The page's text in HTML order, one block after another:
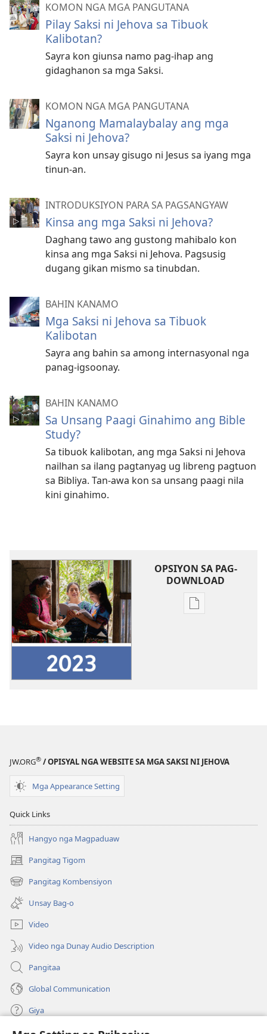
KOMON NGA MGA PANGUTANA
Pilay Saksi ni Jehova sa Tibuok
Kalibotan?
Sayra kon giunsa namo pag-ihap ang
gidaghanon sa mga Saksi.
KOMON NGA MGA PANGUTANA
Nganong Mamalaybalay ang mga
Saksi ni Jehova?
Sayra kon unsay gisugo ni Jesus sa iyang mga
tinun-an.
INTRODUKSIYON PARA SA PAGSANGYAW
Kinsa ang mga Saksi ni Jehova?
Daghang tawo ang gustong mahibalo kon
kinsa ang mga Saksi ni Jehova. Pagsusig
dugang gikan mismo sa tinubdan.
BAHIN KANAMO
Mga Saksi ni Jehova sa Tibuok
Kalibotan
Sayra ang bahin sa among internasyonal nga
panag-igsoonay.
BAHIN KANAMO
Sa Unsang Paagi Ginahimo ang Bible
Study?
Sa tibuok kalibotan, ang mga Saksi ni Jehova
nailhan sa ilang pagtanyag ug libreng pagtuon
sa Bibliya. Tan-awa kon sa unsang paagi nila
kini ginahimo.
OPSIYON SA PAG-
DOWNLOAD
Opsiyon
sa
Jehova
JW.ORG® / OPISYAL NGA WEBSITE SA MGA SAKSI NI JEHOVA
Mga Appearance Setting
Quick Links
Hangyo nga Magpaduaw
Pangitag Tigom
(mo-
open
ug
bag-
ong
window)
Pangitag Kombensiyon
(mo-
open
ug
bag-
ong
window)
Unsay Bag-o
Video
Video nga Dunay Audio Description
Pangitaa
Global Communication
Giya